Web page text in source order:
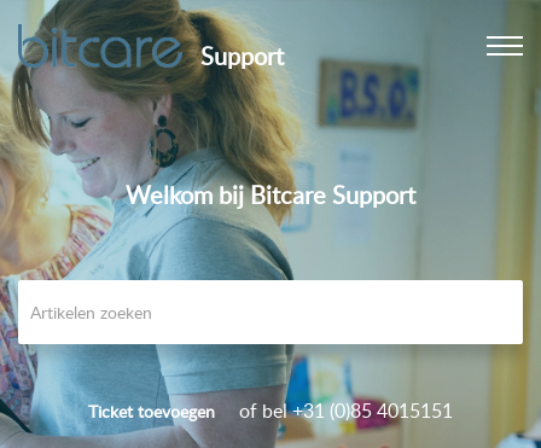
Support
Welkom bij Bitcare Support
Ticket toevoegen of bel +31 (0)85 4015151